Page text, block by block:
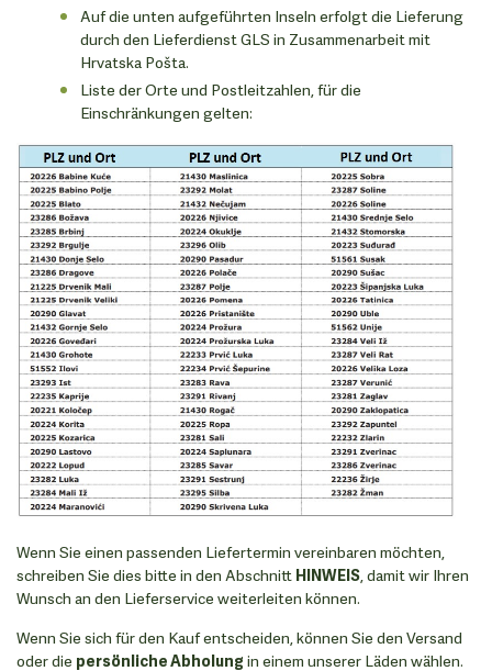
Auf die unten aufgeführten Inseln erfolgt die Lieferung
durch den Lieferdienst GLS in Zusammenarbeit mit
Hrvatska Pošta.
Liste der Orte und Postleitzahlen, für die
Einschränkungen gelten:
Wenn Sie einen passenden Liefertermin vereinbaren möchten,
schreiben Sie dies bitte in den Abschnitt HINWEIS , damit wir Ihren
Wunsch an den Lieferservice weiterleiten können.
Wenn Sie sich für den Kauf entscheiden, können Sie den Versand
oder die persönliche Abholung in einem unserer Läden wählen.